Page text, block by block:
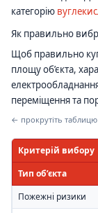
категорію
Як правильно
Щоб правильно
площу об’єкта,
переміщення та
← прокрутіть
Критерій вибору
Тип об’єкта
Пожежні ризики